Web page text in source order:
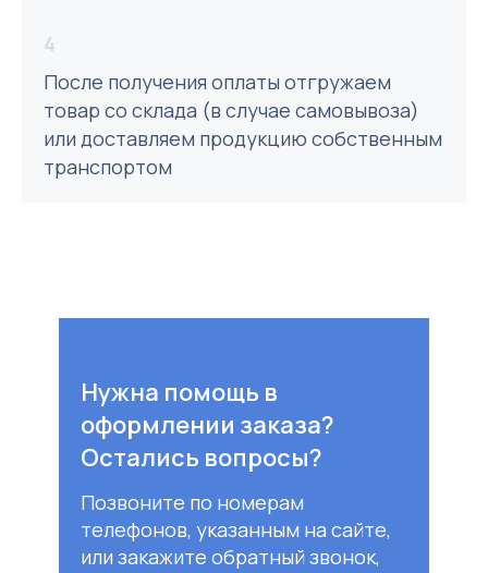
4
После получения оплаты отгружаем
товар со склада (в случае самовывоза)
или доставляем продукцию собственным
транспортом
Нужна помощь в
оформлении заказа?
Остались вопросы?
Позвоните по номерам
телефонов, указанным на сайте,
или закажите обратный звонок,